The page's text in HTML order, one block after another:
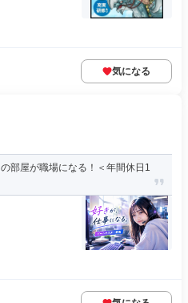
気になる
部屋が職場になる！＜年間休日1